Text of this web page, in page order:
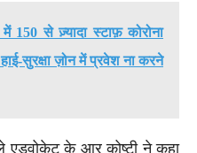
में 150 से ज़्यादा स्टाफ़ कोरोना
सुरक्षा ज़ोन में प्रवेश ना करने
एडवोकेट के आर कोष्टी ने कहा